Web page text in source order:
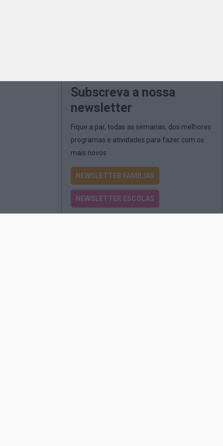
Subscreva a nossa
newsletter
Fique a par, todas as semanas, dos melhores
programas e atividades para fazer com os
mais novos
NEWSLETTER FAMÍLIAS
NEWSLETTER ESCOLAS